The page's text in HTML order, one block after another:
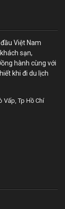
Việt Nam
sạn,
hành cùng với
khi đi du lịch
Vấp, Tp Hồ Chí